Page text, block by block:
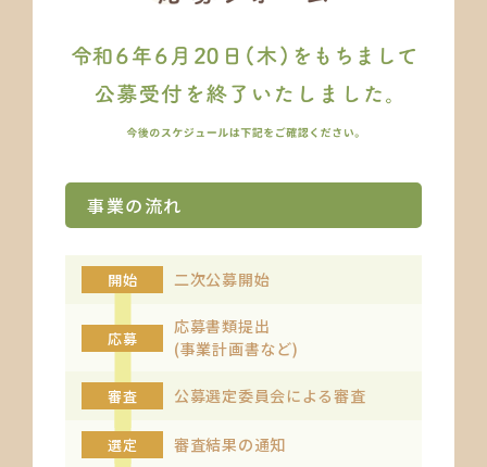
事業の流れ
開始 二次公募開始
応募
応募書類提出
(事業計画書など)
審査 公募選定委員会による審査
選定 審査結果の通知